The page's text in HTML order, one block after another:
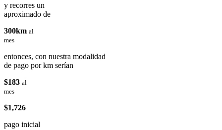
y recorres un
aproximado de
300km al
mes
entonces, con nuestra modalidad
de pago por km serían
$183 al
mes
$1,726
pago inicial